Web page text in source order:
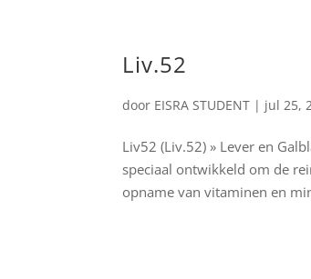
Liv.52
door EISRA STUDENT | jul 25,
Liv52 (Liv.52) » Lever en
speciaal ontwikkeld om de
opname van vitaminen en